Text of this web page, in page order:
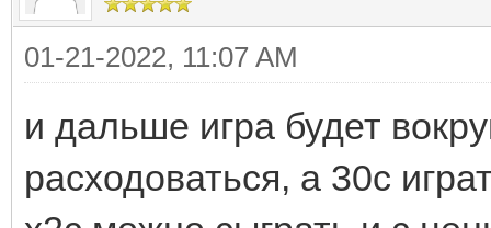
01-21-2022, 11:07 AM
и дальше игра будет
расходоваться, а 30с